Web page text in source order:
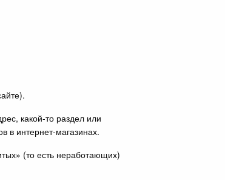
какой-то раздел или
в интернет-магазинах.
(то есть неработающих)